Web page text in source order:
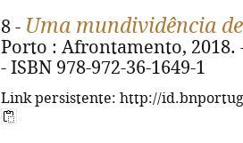
8 - Uma mundividência
Porto : Afrontamento, 2018.
- ISBN 978-972-36-1649-1
Link persistente: http://